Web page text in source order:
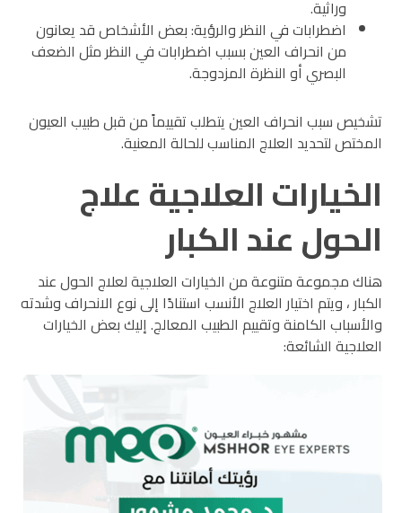
وراثية.
اضطرابات في النظر والرؤية: بعض الأشخاص قد يعانون
من انحراف العين بسبب اضطرابات في النظر مثل الضعف
البصري أو النظرة المزدوجة.
تشخيص سبب انحراف العين يتطلب تقييماً من قبل طبيب العيون
المختص لتحديد العلاج المناسب للحالة المعنية.
الخيارات العلاجية علاج
الحول عند الكبار
هناك مجموعة متنوعة من الخيارات العلاجية لعلاج الحول عند
الكبار ، ويتم اختيار العلاج الأنسب استنادًا إلى نوع الانحراف وشدته
والأسباب الكامنة وتقييم الطبيب المعالج. إليك بعض الخيارات
العلاجية الشائعة: